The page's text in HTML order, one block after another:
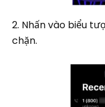
2. Nhấn vào biểu
chặn.